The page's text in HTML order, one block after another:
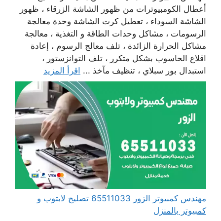
أعطال الكومبيوترات من ظهور الشاشة الزرقاء ، ظهور
الشاشة السوداء ، تعطيل كرت الشاشة وحدة معالجة
الرسومات ، مشاكل وحدات الطاقة و التغذية ، معالجة
مشاكل الحرارة الزائدة ، تلف معالج الرسوم ، إعادة
اقلاع الحاسوب بشكل متكرر ، تلف التوانزستور ،
استبدال بور سبلاي ، تنظيف مآخذ ... اقرأ المزيد
مهندس كمبيوتر الزور 65511033 تصليح لابتوب و
كمبيوتر بالمنزل